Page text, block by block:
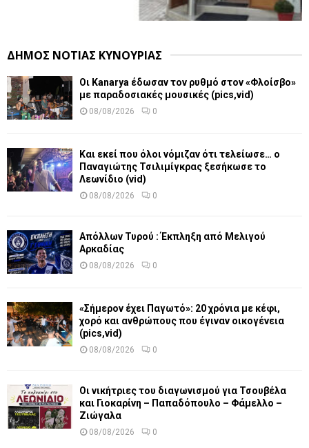
ΔΗΜΟΣ ΝΟΤΙΑΣ ΚΥΝΟΥΡΙΑΣ
Οι Kanarya έδωσαν τον ρυθμό στον «Φλοίσβο»
με παραδοσιακές μουσικές (pics,vid)
08/08/2026 0
Και εκεί που όλοι νόμιζαν ότι τελείωσε… ο
Παναγιώτης Τσιλιμίγκρας ξεσήκωσε το
Λεωνίδιο (vid)
08/08/2026 0
Απόλλων Τυρού : Έκπληξη από Μελιγού
Αρκαδίας
08/08/2026 0
«Σήμερον έχει Παγωτό»: 20 χρόνια με κέφι,
χορό και ανθρώπους που έγιναν οικογένεια
(pics,vid)
08/08/2026 0
Οι νικήτριες του διαγωνισμού για Τσουβέλα
και Γιοκαρίνη – Παπαδόπουλο – Φάμελλο –
Ζιώγαλα
08/08/2026 0